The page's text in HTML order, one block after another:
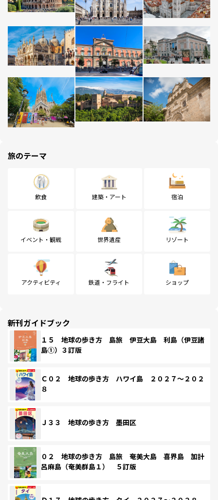
旅のテーマ
飲食 建築・アート 宿泊
イベント・観戦 世界遺産 リゾート
アクティビティ 鉄道・フライト ショップ
新刊ガイドブック
１５ 地球の歩き方 島旅 伊豆大島 利島（伊豆諸
島①）３訂版
Ｃ０２ 地球の歩き方 ハワイ島 ２０２７～２０２
８
Ｊ３３ 地球の歩き方 墨田区
０２ 地球の歩き方 島旅 奄美大島 喜界島 加計
呂麻島（奄美群島１） ５訂版